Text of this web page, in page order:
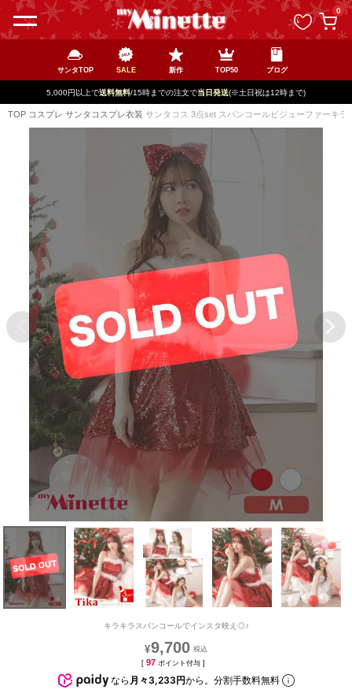
0
サンタTOP SALE 新作 TOP50 ブログ
新規登録で最大2500円OFF!
TOP コスプレ サンタコスプレ衣装 サンタコス 3点set スパンコールビジューファーキ
キラキラスパンコールでインスタ映え◎♪
¥9,700
[ 97 ポイント付与 ]
なら 月々3,233円から。分割手数料無料
ペー
ジト
ップ